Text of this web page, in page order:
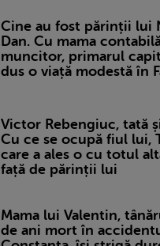
Cine au fost părinții lui
Dan. Cu mama
muncitor, primarul
dus o viață modestă în
Victor Rebengiuc, tată
Cu ce se ocupă fiul lui,
care a ales o cu totul
față de părinții lui
Mama lui Valentin,
de ani mort în